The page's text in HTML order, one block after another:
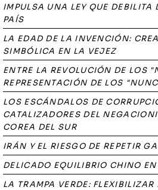
IMPULSA UNA LEY QUE DEBILITA
PAÍS
LA EDAD DE LA INVENCIÓN:
SIMBÓLICA EN LA VEJEZ
ENTRE LA REVOLUCIÓN DE LOS
REPRESENTACIÓN DE LOS
LOS ESCÁNDALOS DE
CATALIZADORES DEL
COREA DEL SUR
IRÁN Y EL RIESGO DE REPETIR
DELICADO EQUILIBRIO CHINO
LA TRAMPA VERDE: FLEXIBILIZAR